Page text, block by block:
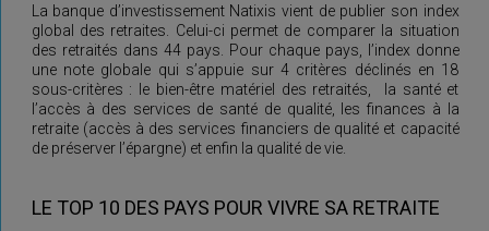
La banque d’investissement Natixis vient de publier son index
global des retraites. Celui-ci permet de comparer la situation
des retraités dans 44 pays. Pour chaque pays, l’index donne
une note globale qui s’appuie sur 4 critères déclinés en 18
sous-critères : le bien-être matériel des retraités, la santé et
l’accès à des services de santé de qualité, les finances à la
retraite (accès à des services financiers de qualité et capacité
de préserver l’épargne) et enfin la qualité de vie.
LE TOP 10 DES PAYS POUR VIVRE SA RETRAITE